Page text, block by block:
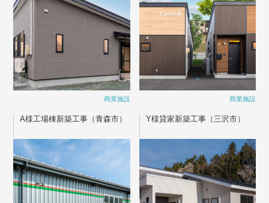
商業施設 商業施設
A様工場棟新築工事（青森市） Y様貸家新築工事（三沢市）